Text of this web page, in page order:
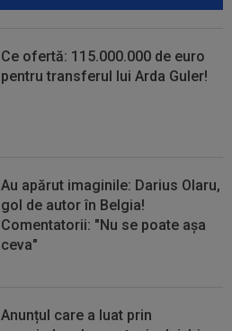
Ce ofertă: 115.000.000 de euro
pentru transferul lui Arda Guler!
Au apărut imaginile: Darius Olaru,
gol de autor în Belgia!
Comentatorii: "Nu se poate așa
ceva"
Anunțul care a luat prin